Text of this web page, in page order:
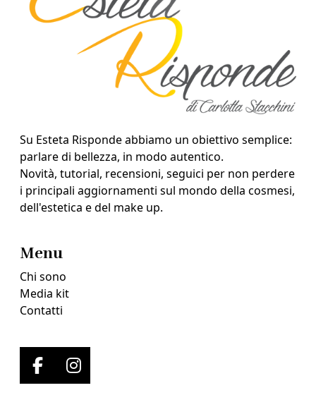
Su Esteta Risponde abbiamo un obiettivo semplice:
parlare di bellezza, in modo autentico.
Novità, tutorial, recensioni, seguici per non perdere
i principali aggiornamenti sul mondo della cosmesi,
dell'estetica e del make up.
Menu
Chi sono
Media kit
Contatti